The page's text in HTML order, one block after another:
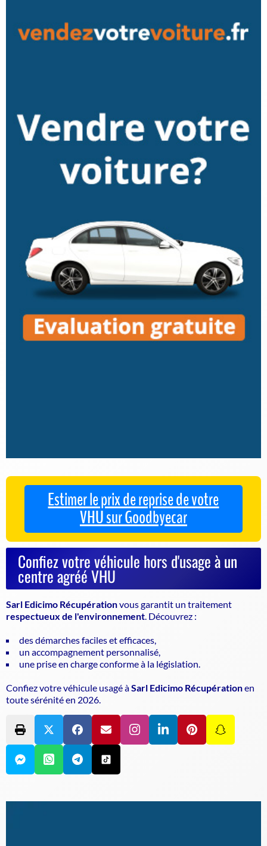
Estimer le prix de reprise de votre
VHU sur Goodbyecar
Confiez votre véhicule hors d'usage à un
centre agréé VHU
Sarl Edicimo Récupérationvous garantit un traitement
respectueux de l'environnement . Découvrez :
des démarches faciles et efficaces,
un accompagnement personnalisé,
une prise en charge conforme à la législation.
Confiez votre véhicule usagé àSarl Edicimo Récupérationen
toute sérénité en 2026